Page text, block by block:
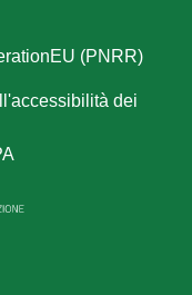
(PNRR)
dei